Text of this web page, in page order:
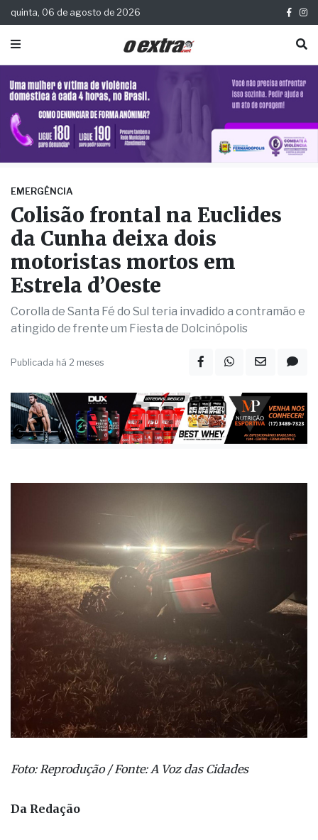
quinta, 06 de agosto de 2026
EMERGÊNCIA
Colisão frontal na Euclides
da Cunha deixa dois
motoristas mortos em
Estrela d’Oeste
Corolla de Santa Fé do Sul teria invadido a contramão e
atingido de frente um Fiesta de Dolcinópolis
Publicada há 2 meses
Foto: Reprodução / Fonte: A Voz das Cidades
Da Redação